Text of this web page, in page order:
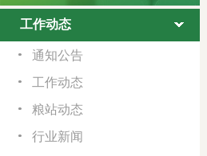
工作动态
通知公告
工作动态
粮站动态
行业新闻